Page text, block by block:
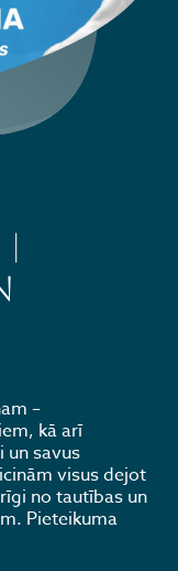
|
–
kā arī
un savus
visus dejot
no tautības un
Pieteikuma